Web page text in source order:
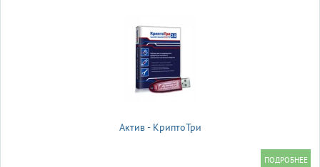
Актив - КриптоТри